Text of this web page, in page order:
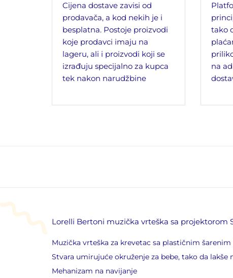
Cijena dostave zavisi od
prodavača, a kod nekih je i
besplatna. Postoje proizvodi
koje prodavci imaju na
lageru, ali i proizvodi koji se
izrađuju specijalno za kupca
tek nakon narudžbine
tako
na
Lorelli Bertoni muzička vrteška sa projektorom
Muzička vrteška za krevetac sa plastičnim
Stvara umirujuće okruženje za bebe, tako da lakše
Mehanizam na navijanje